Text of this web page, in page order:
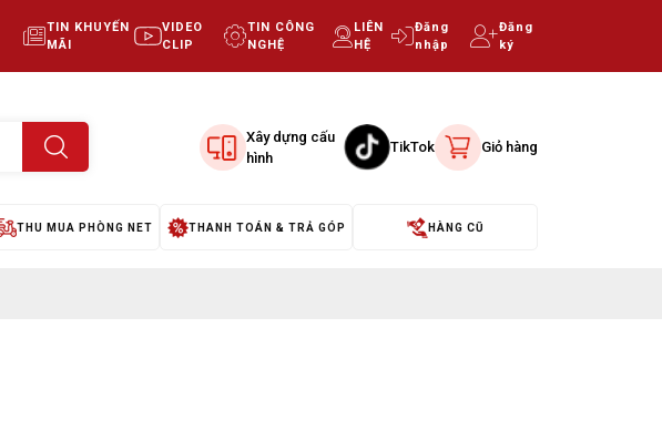
TIN KHUYẾN
MÃI
VIDEO
CLIP
TIN CÔNG
NGHỆ
LIÊN
HỆ
Đăng
nhập
Đăng
ký
Xây dựng cấu
hình
TikTok Giỏ hàng
THU MUA PHÒNG NET THANH TOÁN & TRẢ GÓP HÀNG CŨ